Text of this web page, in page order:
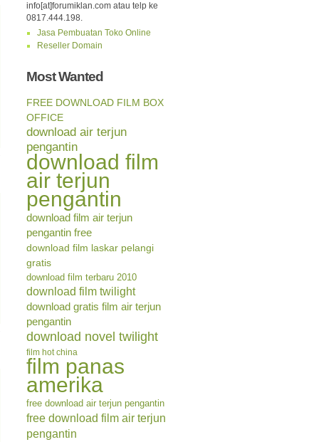
info[at]forumiklan.com atau telp ke
0817.444.198.
Jasa Pembuatan Toko Online
Reseller Domain
Most Wanted
FREE DOWNLOAD FILM BOX
OFFICE
download air terjun
pengantin
download film
air terjun
pengantin
download film air terjun
pengantin free
download film laskar pelangi
gratis
download film terbaru 2010
download film twilight
download gratis film air terjun
pengantin
download novel twilight
film hot china
film panas
amerika
free download air terjun pengantin
free download film air terjun
pengantin